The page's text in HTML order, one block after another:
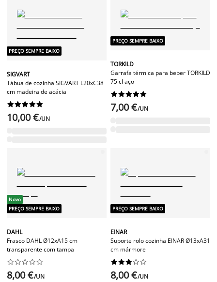
PREÇO SEMPRE BAIXO
SIGVART
Tábua de cozinha SIGVART L20xC38
cm madeira de acácia






10,00 €/UN
PREÇO SEMPRE BAIXO
TORKILD
Garrafa térmica para beber TORKILD
75 cl aço






7,00 €/UN
Novo
PREÇO SEMPRE BAIXO
DAHL
Frasco DAHL Ø12xA15 cm
transparente com tampa






8,00 €/UN
PREÇO SEMPRE BAIXO
EINAR
Suporte rolo cozinha EINAR Ø13xA31
cm mármore






8,00 €/UN